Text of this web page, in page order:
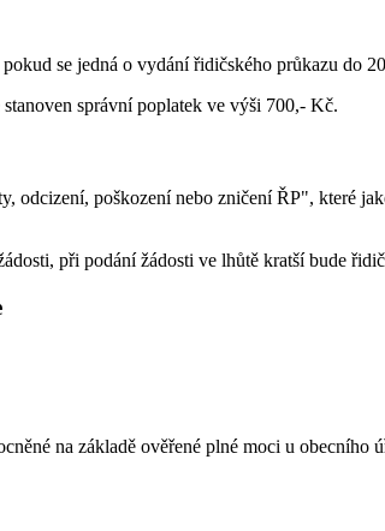
se jedná o vydání řidičského průkazu do
správní poplatek ve výši 700,- Kč.
odcizení, poškození nebo zničení ŘP", které
při podání žádosti ve lhůtě kratší bude
na základě ověřené plné moci u obecního